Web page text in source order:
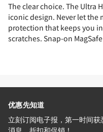
The clear choice. The Ultra
iconic design. Never let
protection that keeps you
scratches. Snap-on MagSafe
优惠先知道
立刻订阅电子报，第一时间
消息、折扣和促销！